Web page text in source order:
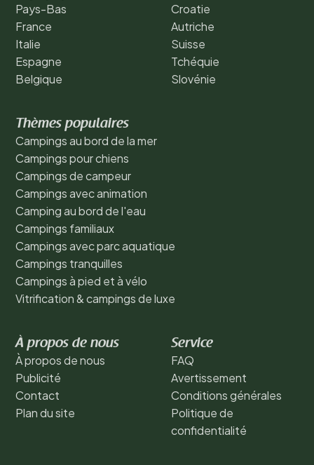
Pays-Bas
France
Italie
Espagne
Belgique
Croatie
Autriche
Suisse
Tchéquie
Slovénie
Thèmes populaires
Campings au bord de la mer
Campings pour chiens
Campings de campeur
Campings avec animation
Camping au bord de l'eau
Campings familiaux
Campings avec parc aquatique
Campings tranquilles
Campings à pied et à vélo
Vitrification & campings de luxe
À propos de nous
À propos de nous
Publicité
Contact
Plan du site
Service
FAQ
Avertissement
Conditions générales
Politique de
confidentialité